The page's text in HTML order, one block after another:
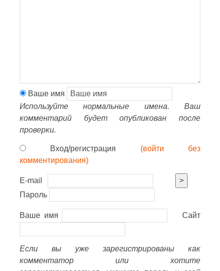
Ваше имя
Используйте нормальные имена. Ваш
комментарий будет опубликован после
проверки.
Вход/регистрация (войти без
комментирования)
E-mail
>
Пароль
Ваше имя Сайт
Если вы уже зарегистрированы как
комментатор или хотите